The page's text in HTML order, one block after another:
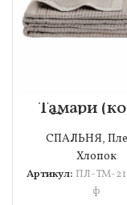
Тамари
СПАЛЬНЯ,
Хлопок
Артикул: ПЛ-ТМ-
ф